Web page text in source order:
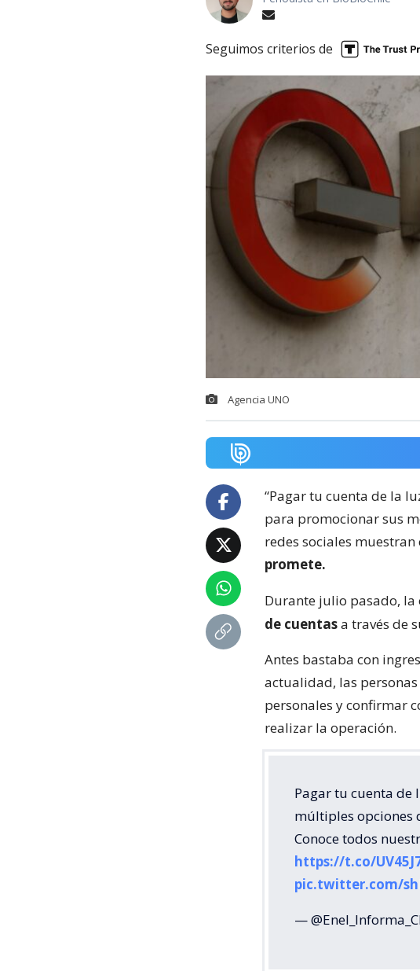
Seguimos criterios de
Agencia UNO
“Pagar tu cuenta de la
para promocionar sus
redes sociales muestran
promete.
Durante julio pasado, la
de cuentasa través de
Antes bastaba con
actualidad, las
personales y confirmar
realizar la operación.
Pagar tu cuenta de
múltiples opciones
Conoce todos
https://t.co/
pic.twitter.com/
—